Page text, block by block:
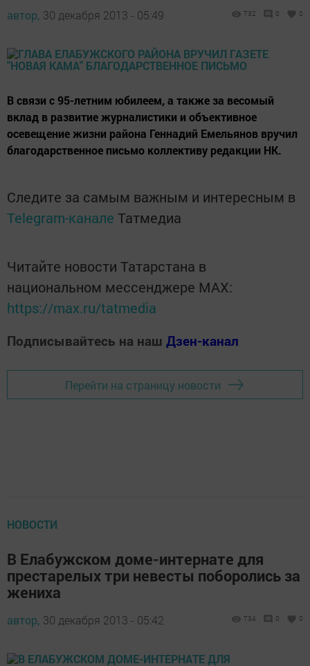
автор, 30 декабря 2013 - 05:49 732 0 0
В связи с 95-летним юбилеем, а также за весомый
вклад в развитие журналистики и объективное
осевещение жизни района Геннадий Емельянов вручил
благодарственное письмо коллективу редакции НК.
Следите за самым важным и интересным в
Telegram-канале Татмедиа
Читайте новости Татарстана в
национальном мессенджере MАХ:
https://max.ru/tatmedia
Подписывайтесь на наш Дзен-канал
Перейти на страницу новости
НОВОСТИ
В Елабужском доме-интернате для
престарелых три невесты поборолись за
жениха
автор, 30 декабря 2013 - 05:42 734 0 0